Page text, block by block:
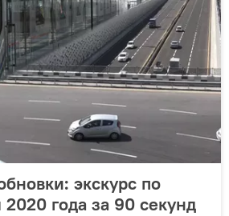
экскурс по
года за 90 секунд